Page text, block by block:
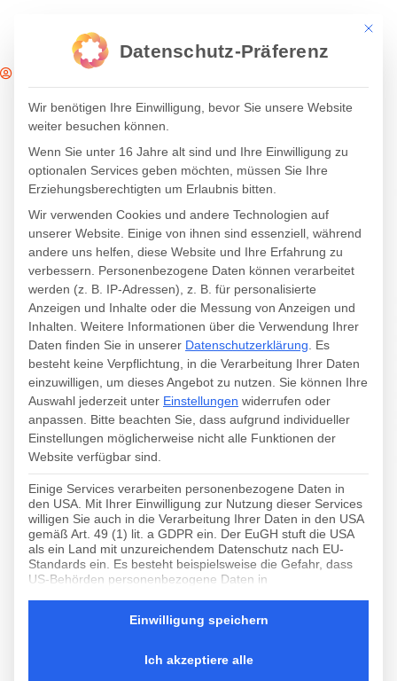
Hutter & Unger
30 JAHRE HUTTER &
UNGER
EIN STOLZES
JUBILÄUM!
Mit
Datenschutz-Präferenz
Wir benötigen Ihre Einwilligung, bevor Sie unsere Website
weiter besuchen können.
Wenn Sie unter 16 Jahre alt sind und Ihre Einwilligung zu
optionalen Services geben möchten, müssen Sie Ihre
Erziehungsberechtigten um Erlaubnis bitten.
Wir verwenden Cookies und andere Technologien auf
unserer Website. Einige von ihnen sind essenziell, während
andere uns helfen, diese Website und Ihre Erfahrung zu
verbessern.
Personenbezogene Daten können verarbeitet
werden (z. B. IP-Adressen), z. B. für personalisierte
Anzeigen und Inhalte oder die Messung von Anzeigen und
Inhalten. Weitere Informationen über die Verwendung Ihrer
Daten finden Sie in unserer Datenschutzerklärung
Es
besteht keine Verpflichtung, in die Verarbeitung Ihrer Daten
einzuwilligen, um dieses Angebot zu nutzen.
Sie können Ihre
Auswahl jederzeit unter Einstellungen widerrufen oder
anpassen.
Bitte beachten Sie, dass aufgrund individueller
Einstellungen möglicherweise nicht alle Funktionen der
Website verfügbar sind.
Einige Services verarbeiten personenbezogene Daten in
den USA. Mit Ihrer Einwilligung zur Nutzung dieser Services
willigen Sie auch in die Verarbeitung Ihrer Daten in den USA
gemäß Art. 49 (1) lit. a GDPR ein. Der EuGH stuft die USA
als ein Land mit unzureichendem Datenschutz nach EU-
Standards ein. Es besteht beispielsweise die Gefahr, dass
US-Behörden personenbezogene Daten in
Essenzielle Services ermöglichen grundlegende
Einwilligung speichern
Ich akzeptiere alle